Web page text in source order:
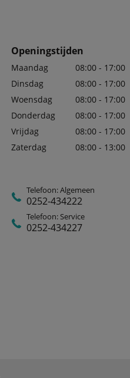
Openingstijden
Maandag
08:00 - 17:00
Dinsdag
08:00 - 17:00
Woensdag
08:00 - 17:00
Donderdag
08:00 - 17:00
Vrijdag
08:00 - 17:00
Zaterdag
08:00 - 13:00
Telefoon: Algemeen
0252-434222
Telefoon: Service
0252-434227